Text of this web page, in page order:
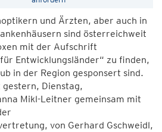
und Ärzten, aber auch in
sind österreichweit
mit der Aufschrift
Entwicklungsländer“ zu finden,
in der Region gesponsert sind.
Dienstag,
Mikl-Leitner gemeinsam mit
von Gerhard Gschweidl,